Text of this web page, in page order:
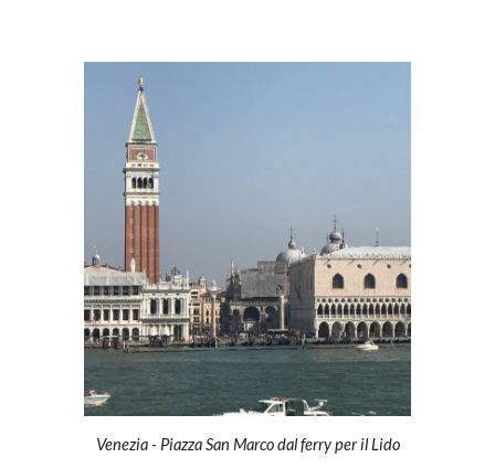
Venezia - Piazza San Marco dal ferry per il Lido